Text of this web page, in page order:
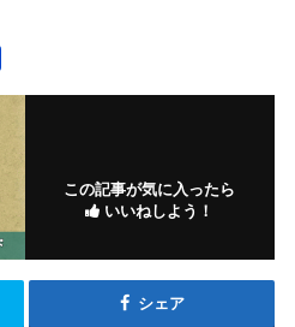
この記事が気に入ったら
いいねしよう！
シェア